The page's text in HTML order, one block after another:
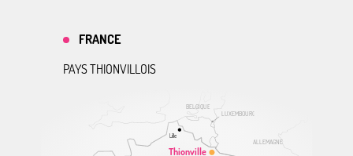
ALLEMAGNE
BELGIQUE
LUXEMBOURG
Thionville
Lille
FRANCE
PAYS THIONVILLOIS